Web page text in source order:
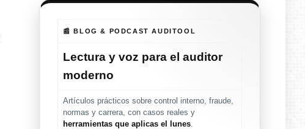
📰 BLOG & PODCAST AUDITOOL
Lectura y voz para el auditor
moderno
Artículos prácticos sobre control interno, fraude,
normas y carrera, con casos reales y
herramientas que aplicas el lunes